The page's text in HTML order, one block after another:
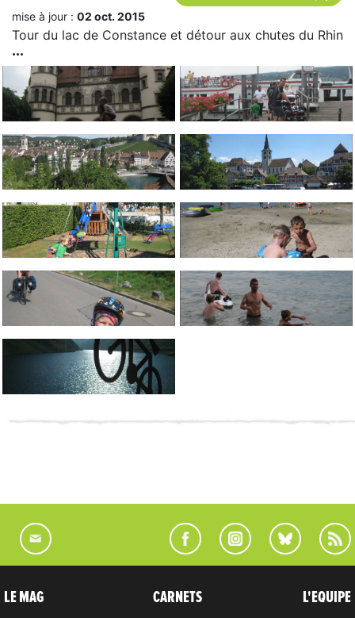
mise à jour : 02 oct. 2015
Tour du lac de Constance et détour aux chutes du Rhin
LE MAG CARNETS L'EQUIPE